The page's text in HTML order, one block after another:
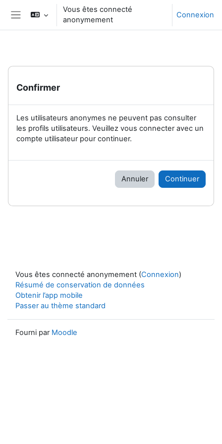
Passer au contenu principal
Panneau latéral
Vous êtes connecté
anonymement
Connexion
Confirmer
Les utilisateurs anonymes ne peuvent pas consulter
les profils utilisateurs. Veuillez vous connecter avec un
compte utilisateur pour continuer.
Annuler Continuer
Vous êtes connecté anonymement (Connexion)
Résumé de conservation de données
Obtenir l’app mobile
Passer au thème standard
Fourni par Moodle